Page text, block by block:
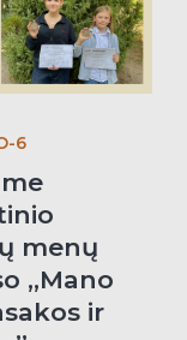
6
menų
„Mano
ir